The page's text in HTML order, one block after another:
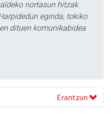
nortasun hitzak
eginda, tokiko
dituen komunikabidea
Erantzun